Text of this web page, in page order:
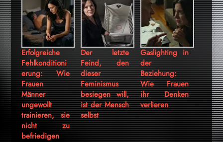
Erfolgreiche
Fehlkonditioni
erung: Wie
Frauen
Männer
ungewollt
trainieren, sie
nicht zu
befriedigen
Der letzte
Feind, den
dieser
Feminismus
besiegen will,
ist der Mensch
selbst
Gaslighting in
der
Beziehung:
Wie Frauen
ihr Denken
verlieren